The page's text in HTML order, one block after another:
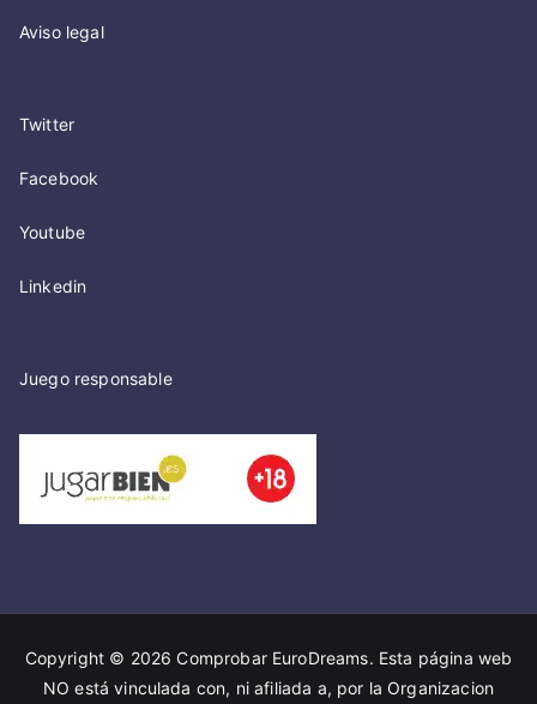
Aviso legal
Twitter
Facebook
Youtube
Linkedin
Juego responsable
Copyright © 2026Comprobar EuroDreams. Esta página web
NO está vinculada con, ni afiliada a, por la Organizacion